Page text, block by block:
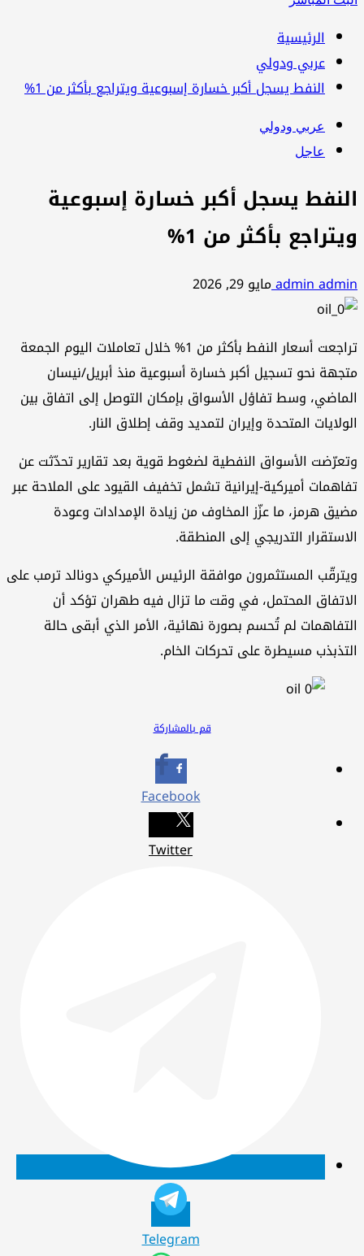
الرئيسية
عربي ودولي
النفط يسجل أكبر خسارة إسبوعية ويتراجع بأكثر من 1%
عربي ودولي
عاجل
النفط يسجل أكبر خسارة إسبوعية
ويتراجع بأكثر من 1%
admin adminمايو 29, 2026
تراجعت أسعار النفط بأكثر من 1% خلال تعاملات اليوم الجمعة
متجهة نحو تسجيل أكبر خسارة أسبوعية منذ أبريل/نيسان
الماضي، وسط تفاؤل الأسواق بإمكان التوصل إلى اتفاق بين
الولايات المتحدة وإيران لتمديد وقف إطلاق النار.
وتعرّضت الأسواق النفطية لضغوط قوية بعد تقارير تحدّثت عن
تفاهمات أميركية-إيرانية تشمل تخفيف القيود على الملاحة عبر
مضيق هرمز، ما عزّز المخاوف من زيادة الإمدادات وعودة
الاستقرار التدريجي إلى المنطقة.
ويترقّب المستثمرون موافقة الرئيس الأميركي دونالد ترمب على
الاتفاق المحتمل، في وقت ما تزال فيه طهران تؤكد أن
التفاهمات لم تُحسم بصورة نهائية، الأمر الذي أبقى حالة
التذبذب مسيطرة على تحركات الخام.
قم بالمشاركة
Facebook
Twitter
Telegram